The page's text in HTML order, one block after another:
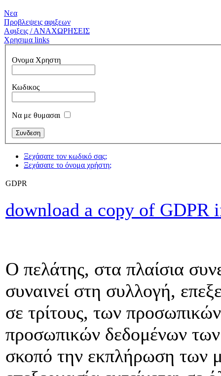
Νεα
Προβλεψεις αφιξεων
Αφιξεις / ΑΝΑΧΩΡΗΣΕΙΣ
Χρησιμα links
Ονομα Χρηστη
Κωδικος
Να με θυμασαι
Ξεχάσατε τον κωδικό σας;
Ξεχάσατε το όνομα χρήστη;
GDPR
download a copy of GDPR
Ο πελάτης, στα πλαίσια
συναινεί στη συλλογή,
σε τρίτους, των
προσωπικών δεδομένων
σκοπό την εκπλήρωση των